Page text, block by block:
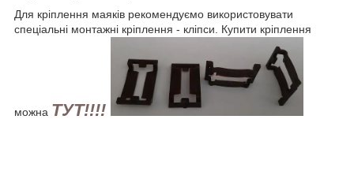
Для кріплення маяків рекомендуємо використовувати
спеціальні монтажні кріплення - кліпси. Купити кріплення
можна ТУТ!!!!